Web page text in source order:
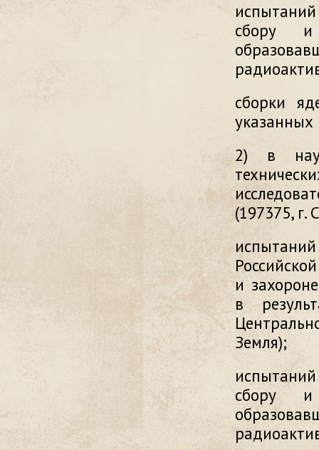
сбору и
сборки
2) в
(197375, г.
и
в
Земля);
сбору и